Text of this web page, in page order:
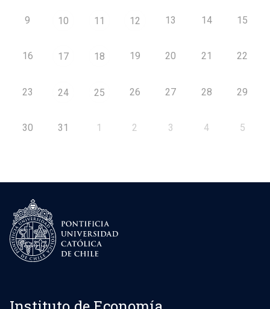
9 10 11 12 13 14 15
16 17 18 19 20 21 22
23 24 25 26 27 28 29
30 31 1 2 3 4 5